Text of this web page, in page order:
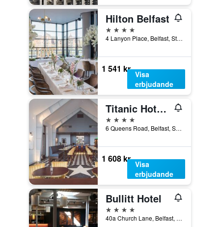
Hilton Belfast
4 stjärnor
4 Lanyon Place, Belfast, Storbritannien
1 541 kr
Visa
erbjudande
Titanic Hotel Belfast
4 stjärnor
6 Queens Road, Belfast, Storbritannien
1 608 kr
Visa
erbjudande
Bullitt Hotel
4 stjärnor
40a Church Lane, Belfast, Storbritannien